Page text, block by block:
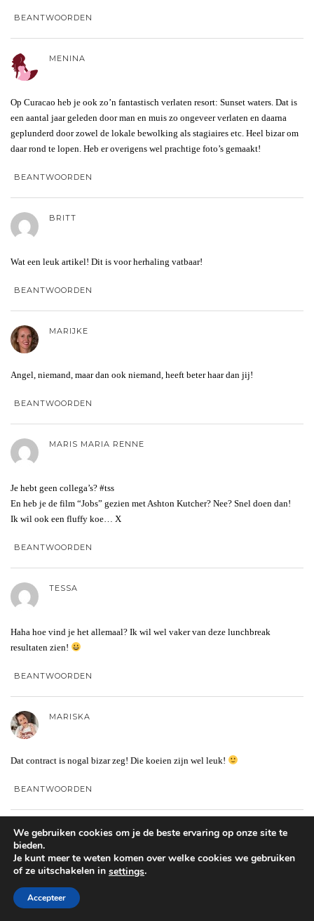
BEANTWOORDEN
MENINA
Op Curacao heb je ook zo’n fantastisch verlaten resort: Sunset waters. Dat is
een aantal jaar geleden door man en muis zo ongeveer verlaten en daarna
geplunderd door zowel de lokale bewolking als stagiaires etc. Heel bizar om
daar rond te lopen. Heb er overigens wel prachtige foto’s gemaakt!
BEANTWOORDEN
BRITT
Wat een leuk artikel! Dit is voor herhaling vatbaar!
BEANTWOORDEN
MARIJKE
Angel, niemand, maar dan ook niemand, heeft beter haar dan jij!
BEANTWOORDEN
MARIS MARIA RENNE
Je hebt geen collega’s? #tss
En heb je de film “Jobs” gezien met Ashton Kutcher? Nee? Snel doen dan!
Ik wil ook een fluffy koe… X
BEANTWOORDEN
TESSA
Haha hoe vind je het allemaal? Ik wil wel vaker van deze lunchbreak
resultaten zien!
BEANTWOORDEN
MARISKA
Dat contract is nogal bizar zeg! Die koeien zijn wel leuk!
BEANTWOORDEN
SAAR
Fluffy koetjes.. Dat is alles wat nog miste in mijn leven…
I WANT ONE NAOOO!
We gebruiken cookies om je de beste ervaring op onze site te
bieden.
Je kunt meer te weten komen over welke cookies we gebruiken
of ze uitschakelen in settings.
Accepteer